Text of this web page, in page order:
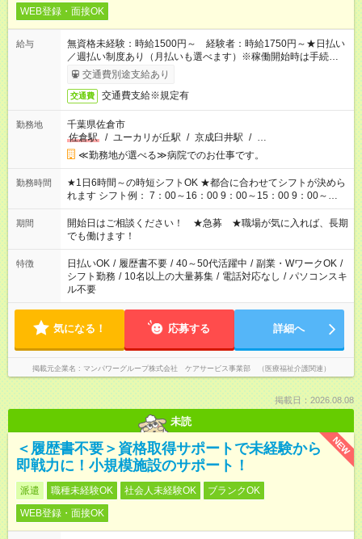
WEB登録・面接OK
給与
無資格未経験：時給1500円～ 経験者：時給1750円～★日払い
／週払い制度あり（月払いも選べます）※稼働開始時は手続き完
了次第のお支払いとなります。
交通費別途支給あり
交通費 交通費支給※規定有
勤務地
千葉県佐倉市
佐倉駅
/ ユーカリが丘駅 / 京成臼井駅 / …
≪勤務地が選べる≫病院でのお仕事です。
勤務時間
★1日6時間～の時短シフトOK ★都合に合わせてシフトが決めら
れます シフト例： 7：00～16：00 9：00～15：00 9：00～
18：00 11：00～20：00 など ※Wワークの場合、他のお仕事と
合わせ週40時間超の就業はご案内できません ※法令に基づき、
週20時間以上勤務は社会保険への加入対象となります ※労働者
派遣法（日雇い派遣の原則禁止）により、短時間・短期間の就
業はご案内が難しい場合があります
期間
開始日はご相談ください！ ★急募 ★職場が気に入れば、長期
でも働けます！
特徴 日払いOK / 履歴書不要 / 40～50代活躍中 / 副業・WワークOK /
シフト勤務 / 10名以上の大量募集 / 電話対応なし / パソコンスキ
ル不要
気になる！ 応募する 詳細へ
掲載元企業名 マンパワーグループ株式会社 ケアサービス事業部 （医療福祉介護関連）
掲載日：2026.08.08
未読
NEW
＜履歴書不要＞資格取得サポートで未経験から
即戦力に！小規模施設のサポート！
派遣 職種未経験OK 社会人未経験OK
ブランクOK
WEB登録・面接OK